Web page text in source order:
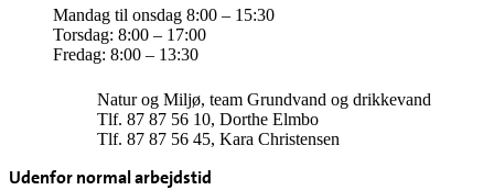
Mandag til onsdag 8:00 – 15:30
Torsdag: 8:00 – 17:00
Fredag: 8:00 – 13:30
Natur og Miljø, team Grundvand og drikkevand
Tlf. 87 87 56 10, Dorthe Elmbo
Tlf. 87 87 56 45, Kara Christensen
Udenfor normal arbejdstid